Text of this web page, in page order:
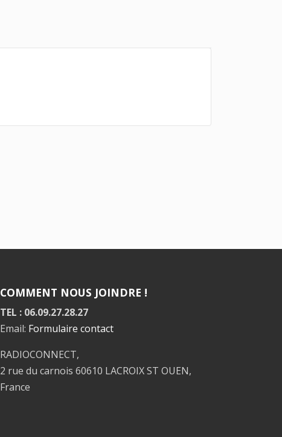
COMMENT NOUS JOINDRE !
TEL : 06.09.27.28.27
Email: Formulaire contact
RADIOCONNECT,
2 rue du carnois 60610 LACROIX ST OUEN,
France